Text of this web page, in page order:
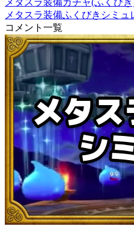
メタスラ装備ガチャ(ふくび
メタスラ装備ふくびきシミュ
コメント一覧